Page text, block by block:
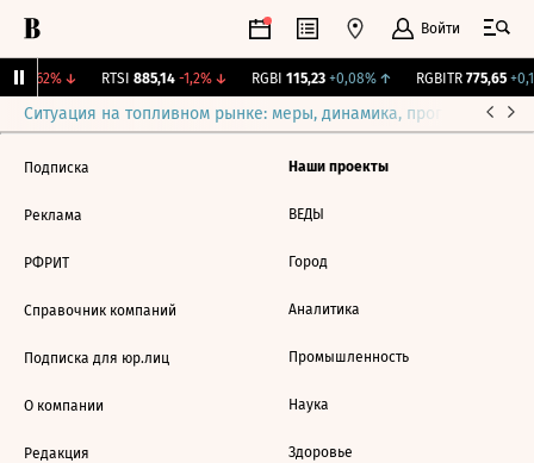
Войти
-0,62%↓ RTSI 885,14 -1,2%↓ RGBI 115,23 +0,08%↑ RGBITR 775,65
Ситуация на топливном рынке: меры, динамика, прогнозы
Подписка
Реклама
РФРИТ
Справочник компаний
Подписка для юр.лиц
О компании
Редакция
Наши проекты
ВЕДЫ
Город
Аналитика
Промышленность
Наука
Здоровье